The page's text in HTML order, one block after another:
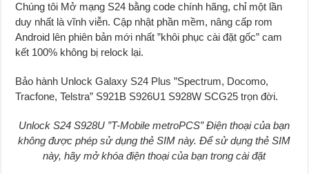
Chúng tôi Mở mạng S24 bằng code chính hãng, chỉ một lần
duy nhất là vĩnh viễn. Cập nhật phần mềm, nâng cấp rom
Android lên phiên bản mới nhất ”khôi phục cài đặt gốc” cam
kết 100% không bị relock lại.
Bảo hành Unlock Galaxy S24 Plus ”Spectrum, Docomo,
Tracfone, Telstra” S921B S926U1 S928W SCG25 trọn đời.
Unlock S24 S928U ”T-Mobile metroPCS” Điện thoại của bạn
không được phép sử dụng thẻ SIM này. Để sử dụng thẻ SIM
này, hãy mở khóa điện thoại của bạn trong cài đặt